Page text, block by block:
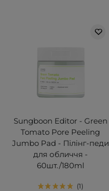
Sungboon Editor - Green
Tomato Pore Peeling
Jumbo Pad - Пілінг-педи
для обличчя -
60шт./180ml
1